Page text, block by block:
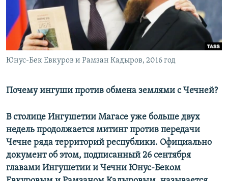
РАСПИСАНИЕ ВЕЩАНИЯ
ПОДПИШИТЕСЬ НА РАССЫЛКУ
Все сайты РСЕ/РС
Юнус-Бек Евкуров и Рамзан Кадыров, 2016 год
Почему ингуши против обмена землями с Чечней?
В столице Ингушетии Магасе уже больше двух
недель продолжается митинг против передачи
Чечне ряда территорий республики. Официально
документ об этом, подписанный 26 сентября
главами Ингушетии и Чечни Юнус-Беком